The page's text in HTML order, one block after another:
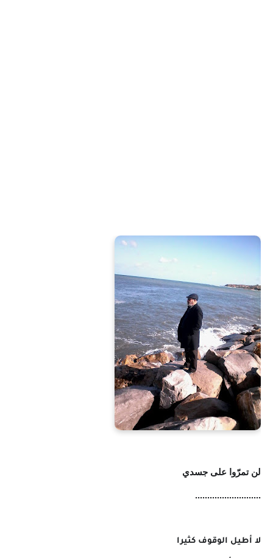
لن تمرّوا على جسدي
..........................
.
لا أطيل الوقوف كثيرا